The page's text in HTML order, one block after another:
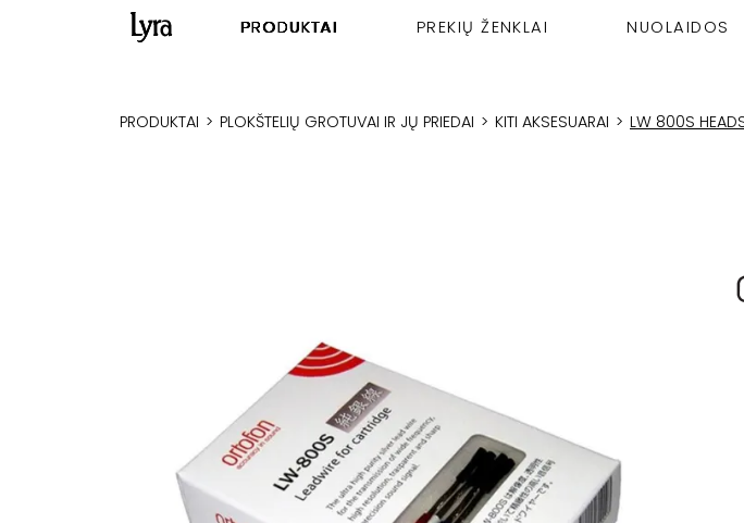
PRODUKTAI PREKIŲ ŽENKLAI NUOLAIDOS
PRODUKTAI > PLOKŠTELIŲ GROTUVAI IR JŲ PRIEDAI > KITI AKSESUARAI > LW 800S